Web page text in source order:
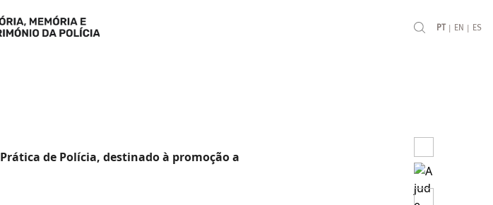
PT | EN | ES
de Polícia, destinado à promoção a